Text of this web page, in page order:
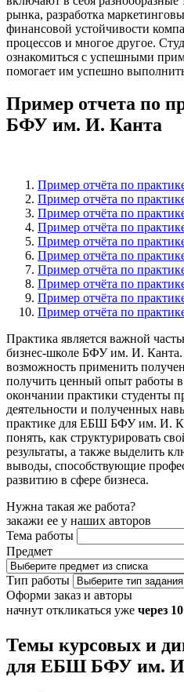
рынка, разработка
финансовой устойчивости
процессов и многое другое.
ознакомиться с успешными
помогает им успешно
Пример отчета по
БФУ им. И. Канта
Пример отчёта по
Пример отчёта по
Пример отчёта по
Пример отчёта по
Пример отчёта по
Пример отчёта по
Пример отчёта по
Пример отчёта по
Пример отчёта по
Пример отчёта по
Практика является важной
бизнес-школе БФУ им. И.
возможность применить
получить ценный опыт работы
окончании практики студенты
деятельности и полученных
практике для ЕБШ БФУ им. И.
понять, как структурировать
результаты, а также выделить
выводы, способствующие
развитию в сфере бизнеса.
Нужна такая же работа?
закажи ее у наших авторов
Тема работы
Предмет
Тип работы
Оформи заказ и авторы
начнут откликаться уже через
Темы курсовых и
для ЕБШ БФУ им.